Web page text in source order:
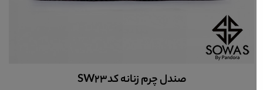
صندل چرم زنانه کدSW23